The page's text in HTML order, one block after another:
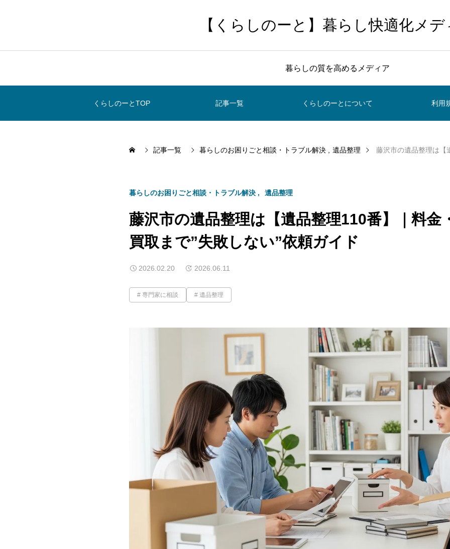
【くらしのーと】暮らし快適化メデ
暮らしの質を高めるメディア
くらしのーとTOP 記事一覧 くらしのーとについて 利用
記事一覧 暮らしのお困りごと相談・トラブル解決 遺品整理 藤沢市の遺品整理は【遺品整理110番】
暮らしのお困りごと相談・トラブル解決 遺品整理
藤沢市の遺品整理は【遺品整理110番】｜料金
買取まで”失敗しない”依頼ガイド
2026.02.20 2026.06.11
専門家に相談 遺品整理